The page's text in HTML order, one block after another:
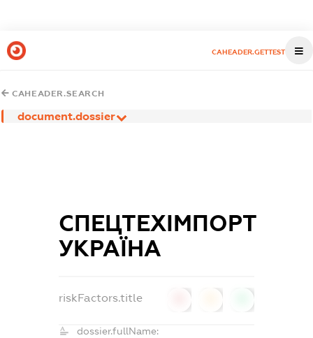
CAHEADER.GETTEST
CAHEADER.SEARCH
document.dossier
СПЕЦТЕХІМПОРТ
УКРАЇНА
riskFactors.title
dossier.fullName: